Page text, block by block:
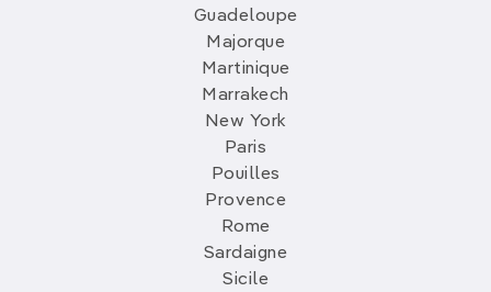
Guadeloupe
Majorque
Martinique
Marrakech
New York
Paris
Pouilles
Provence
Rome
Sardaigne
Sicile